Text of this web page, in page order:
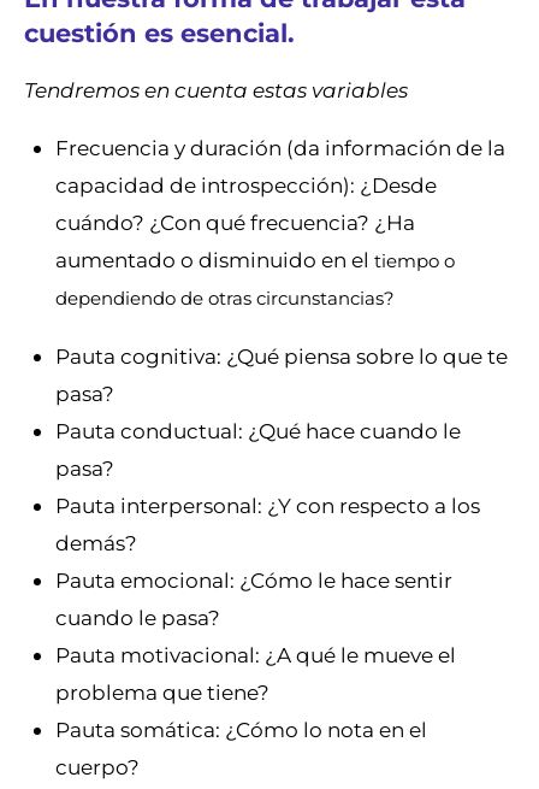
cuestión es esencial.
Tendremos en cuenta estas variables
Frecuencia y duración (da información de la
capacidad de introspección): ¿Desde
cuándo? ¿Con qué frecuencia? ¿Ha
aumentado o disminuido en el tiempo o
dependiendo de otras circunstancias?
Pauta cognitiva: ¿Qué piensa sobre lo que te
pasa?
Pauta conductual: ¿Qué hace cuando le
pasa?
Pauta interpersonal: ¿Y con respecto a los
demás?
Pauta emocional: ¿Cómo le hace sentir
cuando le pasa?
Pauta motivacional: ¿A qué le mueve el
problema que tiene?
Pauta somática: ¿Cómo lo nota en el
cuerpo?